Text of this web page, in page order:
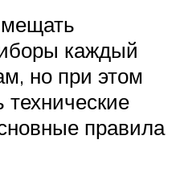
каждый
но при этом
технические
правила